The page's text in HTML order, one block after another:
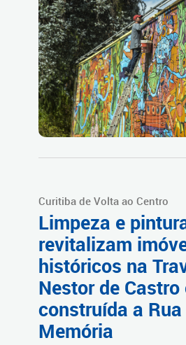
Curitiba de Volta ao Centro
Limpeza e
revitalizam
históricos na
Nestor de Castro
construída a Rua
Memória